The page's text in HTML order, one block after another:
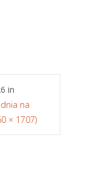
in
na
× 1707)